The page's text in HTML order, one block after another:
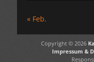
« Feb.
Copyright © 2026
Impressum &